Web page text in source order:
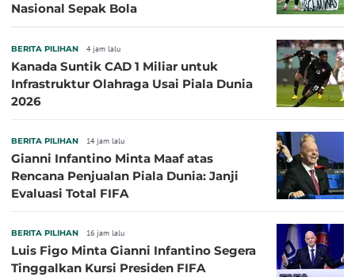
Nasional Sepak Bola
BERITA PILIHAN 4 jam lalu
Kanada Suntik CAD 1 Miliar untuk
Infrastruktur Olahraga Usai Piala Dunia
2026
BERITA PILIHAN 14 jam lalu
Gianni Infantino Minta Maaf atas
Rencana Penjualan Piala Dunia: Janji
Evaluasi Total FIFA
BERITA PILIHAN 16 jam lalu
Luis Figo Minta Gianni Infantino Segera
Tinggalkan Kursi Presiden FIFA